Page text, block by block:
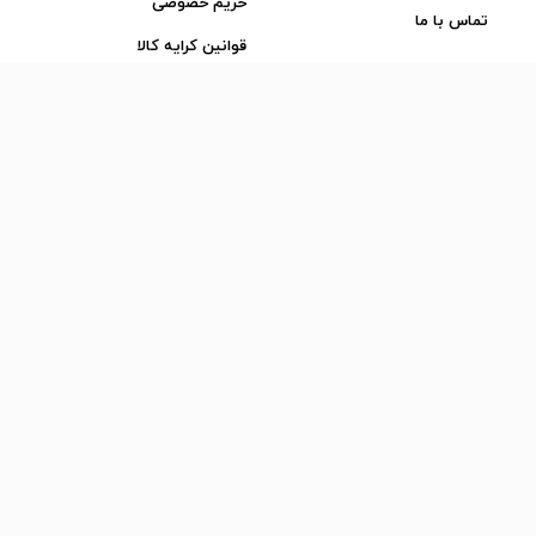
تماس با ما
قوانین کرایه کالا